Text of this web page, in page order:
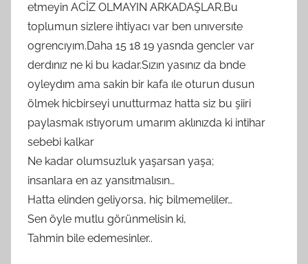
etmeyin ACİZ OLMAYIN ARKADAŞLAR.Bu
toplumun sizlere ihtiyacı var ben unıversıte
ogrencıyım.Daha 15 18 19 yasnda gencler var
derdınız ne ki bu kadar.Sızın yasınız da bnde
oyleydım ama sakin bir kafa ıle oturun dusun
ölmek hicbirseyi unutturmaz hatta siz bu şiiri
paylasmak ıstıyorum umarım aklınızda ki intihar
sebebi kalkar
Ne kadar olumsuzluk yaşarsan yaşa;
insanlara en az yansıtmalısın…
Hatta elinden geliyorsa, hiç bilmemeliler…
Sen öyle mutlu görünmelisin ki,
Tahmin bile edemesinler..